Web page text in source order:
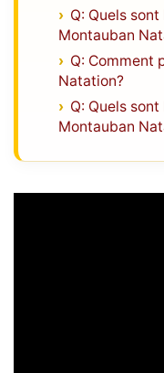
Q: Quels
Montauban
Q: Comment
Natation?
Q: Quels
Montauban